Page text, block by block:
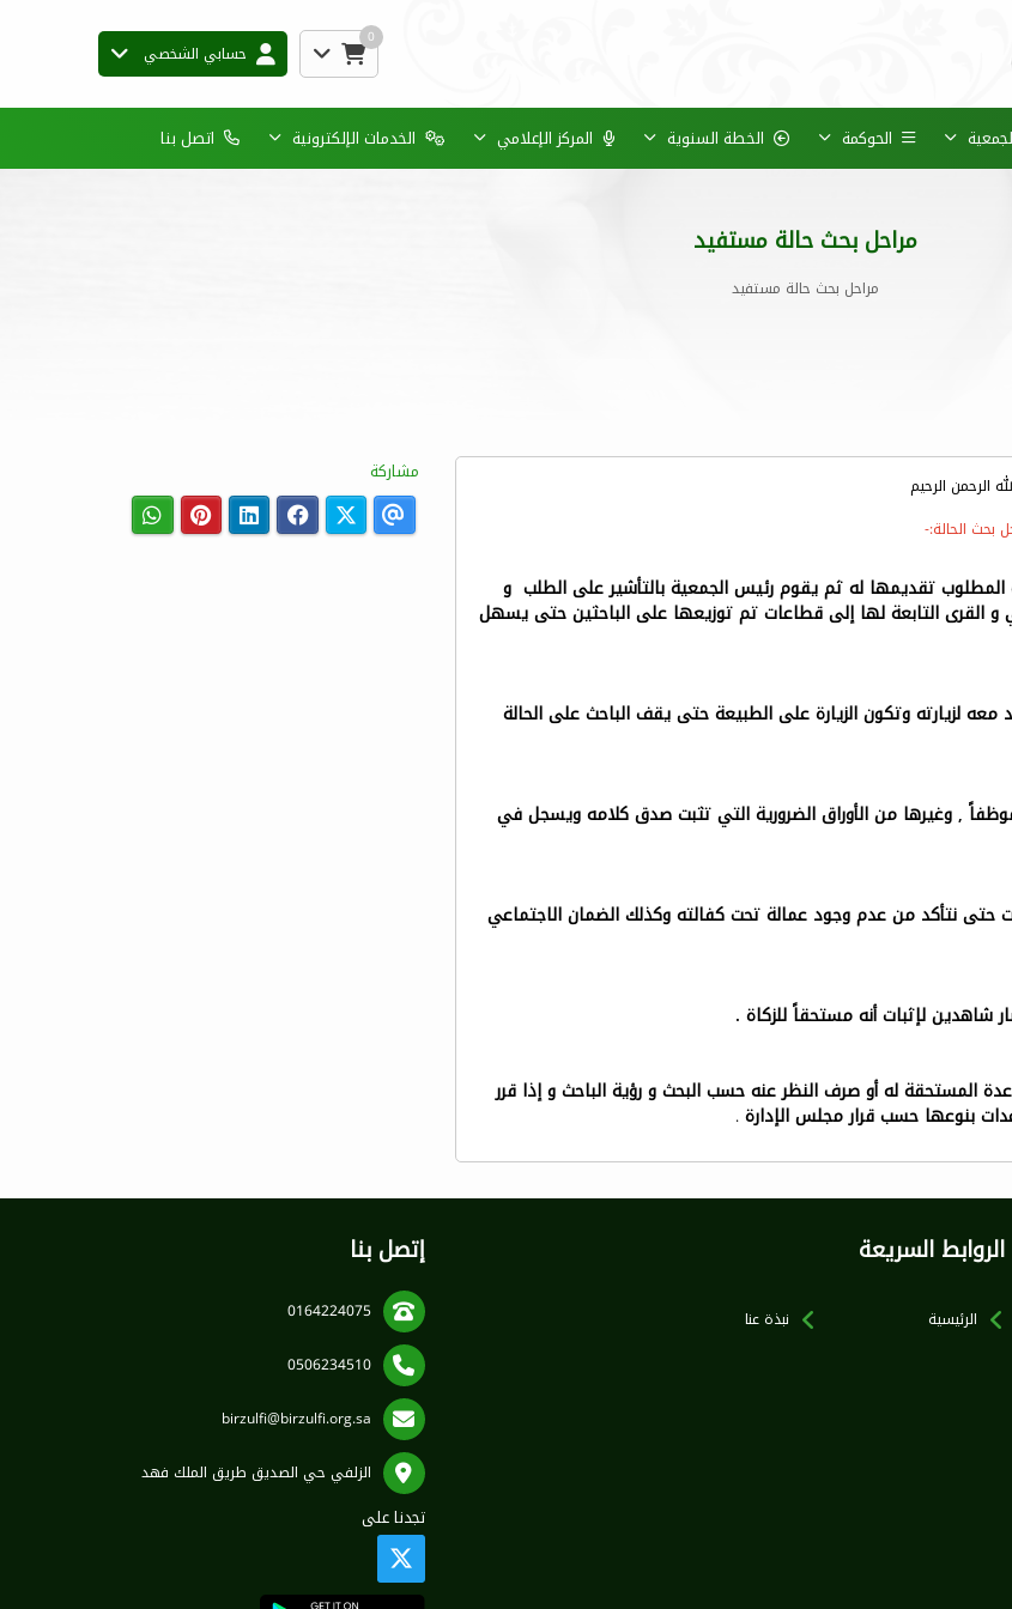
0
حسابي الشخصي
الحوكمة الخطة السنوية المركز الإعلامي الخدمات الإلكترونية اتصل بنا
مراحل بحث حالة مستفيد
مراحل بحث حالة مستفيد
الرحمن الرحيم
بحث الحالة:-
تقديمها له ثم يقوم رئيس الجمعية بالتأشير على الطلب و
القرى التابعة لها إلى قطاعات تم توزيعها على الباحثين حتى يسهل
لزيارته وتكون الزيارة على الطبيعة حتى يقف الباحث على الحالة
, وغيرها من الأوراق الضرورية التي تثبت صدق كلامه ويسجل في
حتى نتأكد من عدم وجود عمالة تحت كفالته وكذلك الضمان الاجتماعي
شاهدين لإثبات أنه مستحقاً للزكاة .
المستحقة له أو صرف النظر عنه حسب البحث و رؤية الباحث و إذا قرر
بنوعها حسب قرار مجلس الإدارة .
مشاركة
الروابط السريعة
الرئيسية نبذة عنا
إتصل بنا
0164224075
0506234510
birzulfi@birzulfi.org.sa
الزلفي حي الصديق طريق الملك فهد
تجدنا على